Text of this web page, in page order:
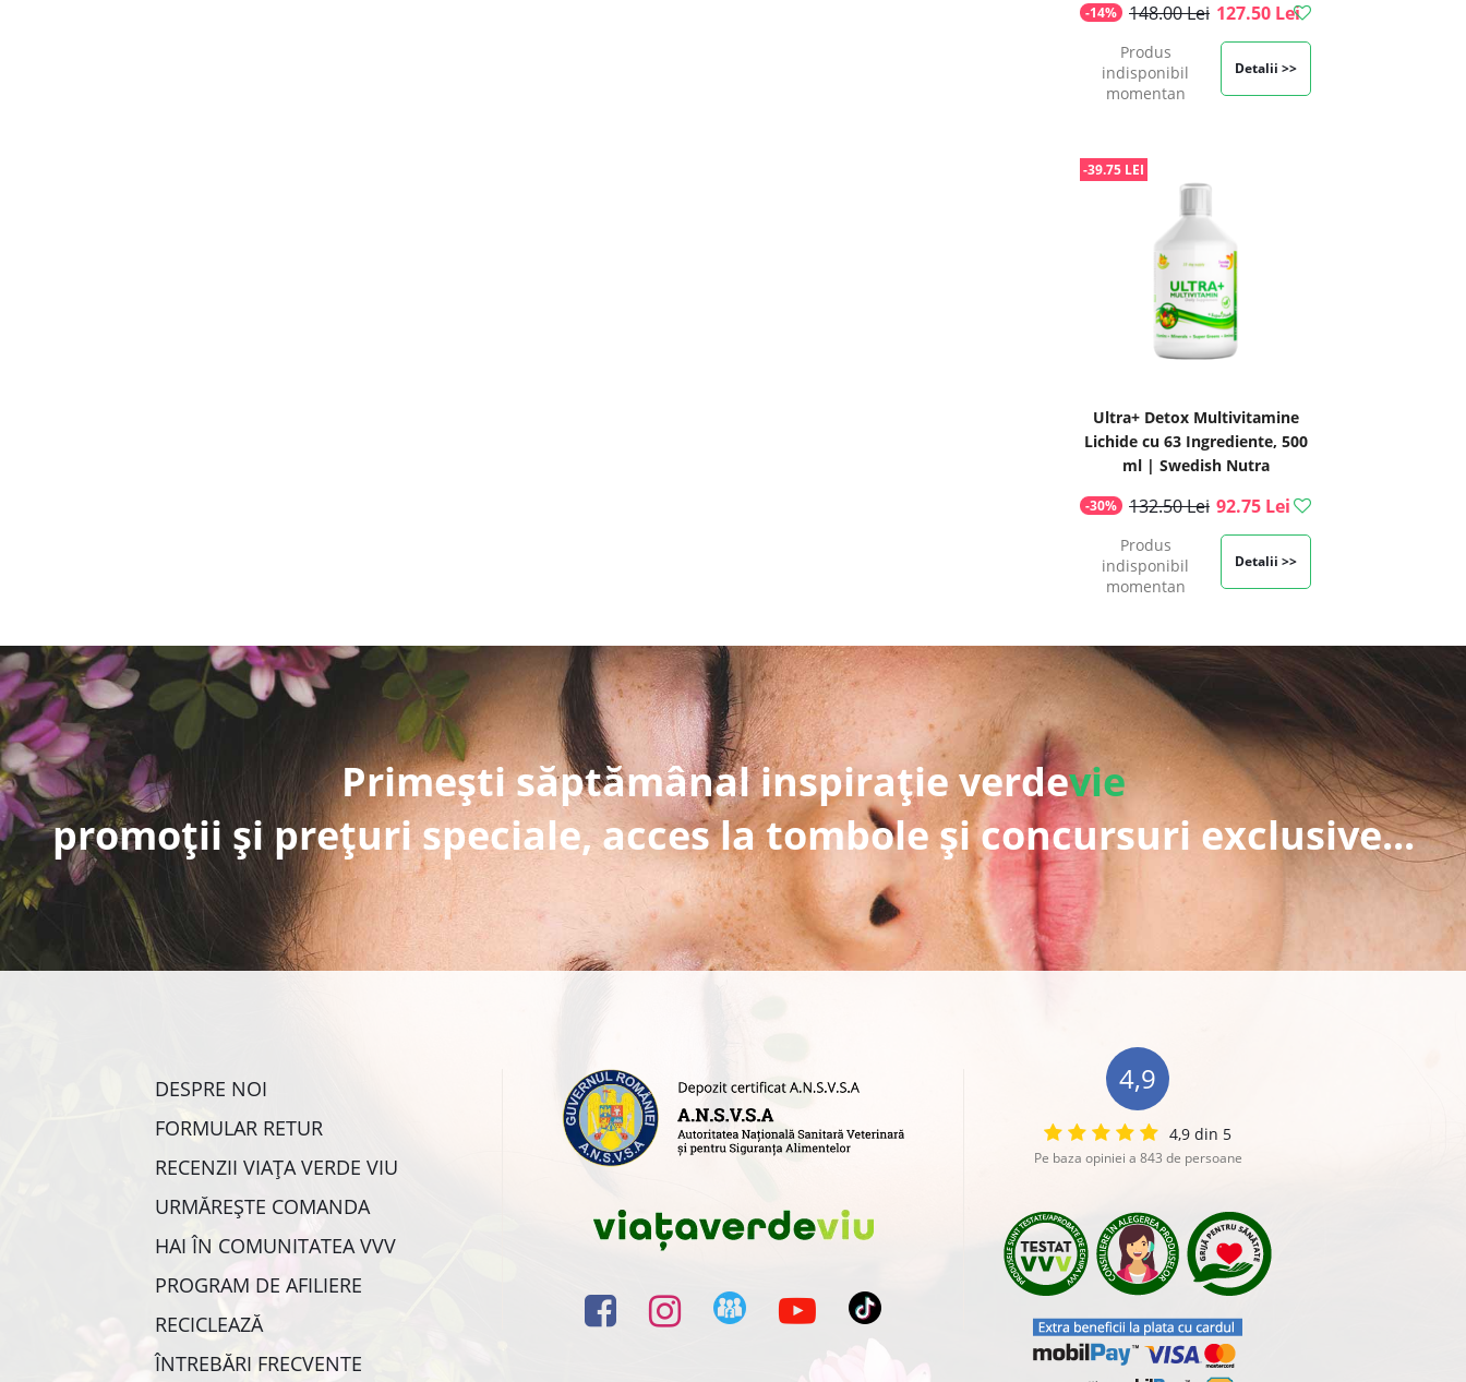
Nutra
-14% 148.00 Lei 127.50 Lei
Produs
indisponibil
momentan
Detalii >>
Ultra+ Detox Multivitamine
Lichide cu 63 Ingrediente, 500
ml | Swedish Nutra
-30% 132.50 Lei
-39.75 LEI
92.75 Lei
Produs
indisponibil
momentan
Detalii >>
Primești săptămânal inspirație verdevie
promoții și prețuri speciale, acces la tombole și concursuri exclusive...
DESPRE NOI
FORMULAR RETUR
RECENZII VIAȚA VERDE VIU
URMĂREȘTE COMANDA
HAI ÎN COMUNITATEA VVV
PROGRAM DE AFILIERE
RECICLEAZĂ
ÎNTREBĂRI FRECVENTE
4,9
4,9 din 5
Pe baza opiniei a 843 de persoane